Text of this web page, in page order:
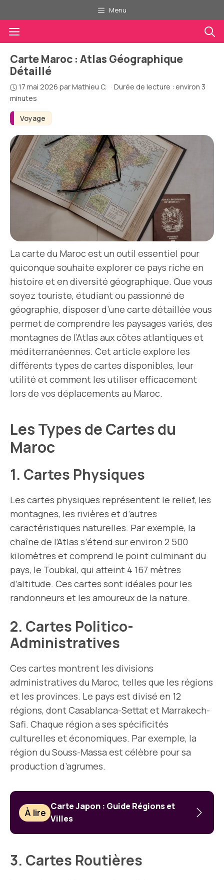
au
contenu
Menu
Menu
Voyage
Carte Maroc : Atlas Géographique
Détaillé
17 mai 2026 parMathieu C. · Durée de lecture : environ 3
minutes
La carte du Maroc est un outil essentiel pour
quiconque souhaite explorer ce pays riche en
histoire et en diversité géographique. Que vous
soyez touriste, étudiant ou passionné de
géographie, disposer d’une carte détaillée vous
permet de comprendre les paysages variés, des
montagnes de l’Atlas aux côtes atlantiques et
méditerranéennes. Cet article explore les
différents types de cartes disponibles, leur
utilité et comment les utiliser efficacement
lors de vos déplacements au Maroc.
Les Types de Cartes du
Maroc
1. Cartes Physiques
Les cartes physiques représentent le relief, les
montagnes, les rivières et d’autres
caractéristiques naturelles. Par exemple, la
chaîne de l’Atlas s’étend sur environ 2 500
kilomètres et comprend le point culminant du
pays, le Toubkal, qui atteint 4 167 mètres
d’altitude. Ces cartes sont idéales pour les
randonneurs et les amoureux de la nature.
2. Cartes Politico-
Administratives
Ces cartes montrent les divisions
administratives du Maroc, telles que les régions
et les provinces. Le pays est divisé en 12
régions, dont Casablanca-Settat et Marrakech-
Safi. Chaque région a ses spécificités
culturelles et économiques. Par exemple, la
région du Souss-Massa est célèbre pour sa
production d’agrumes.
À lire
Carte Japon : Guide Régions et
Villes
3. Cartes Routières